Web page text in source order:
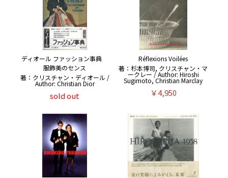
ディオール ファッション事典
服飾美のセンス
著：クリスチャン・ディオール /
Author: Christian Dior
sold out
Réflexions Voilées
著：杉本博司, クリスチャン・マ
ークレー / Author: Hiroshi
Sugimoto, Christian Marclay
￥4,950